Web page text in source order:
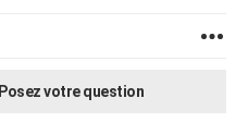
Posez votre question